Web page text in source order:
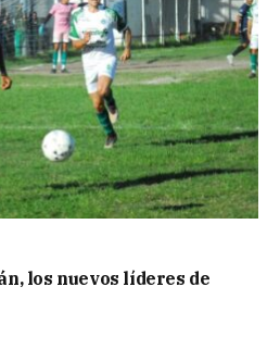
los nuevos líderes de